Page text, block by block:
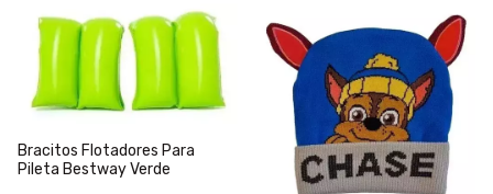
Bracitos Flotadores Para
Pileta Bestway Verde